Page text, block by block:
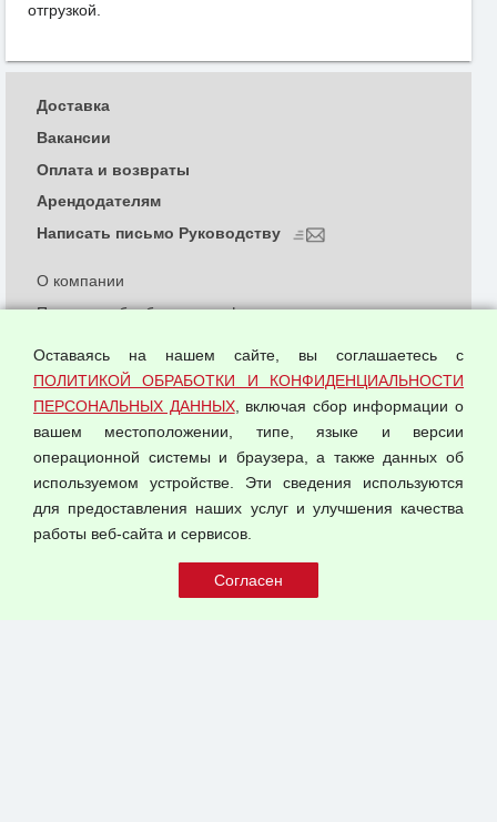
отгрузкой.
© 2026 ООО "Феникс"
О компании
Политика обработки и конфиденциальности
Согласием на обработку персональных данных
Оферта оптовой купли-продажи
Публичная оферта
Доставка
Вакансии
Оплата и возвраты
Арендодателям
Написать письмо Руководству
Оставаясь на нашем сайте, вы соглашаетесь с
ПОЛИТИКОЙ ОБРАБОТКИ И КОНФИДЕНЦИАЛЬНОСТИ
ПЕРСОНАЛЬНЫХ ДАННЫХ, включая сбор информации о
вашем местоположении, типе, языке и версии
операционной системы и браузера, а также данных об
используемом устройстве. Эти сведения используются
для предоставления наших услуг и улучшения качества
работы веб-сайта и сервисов.